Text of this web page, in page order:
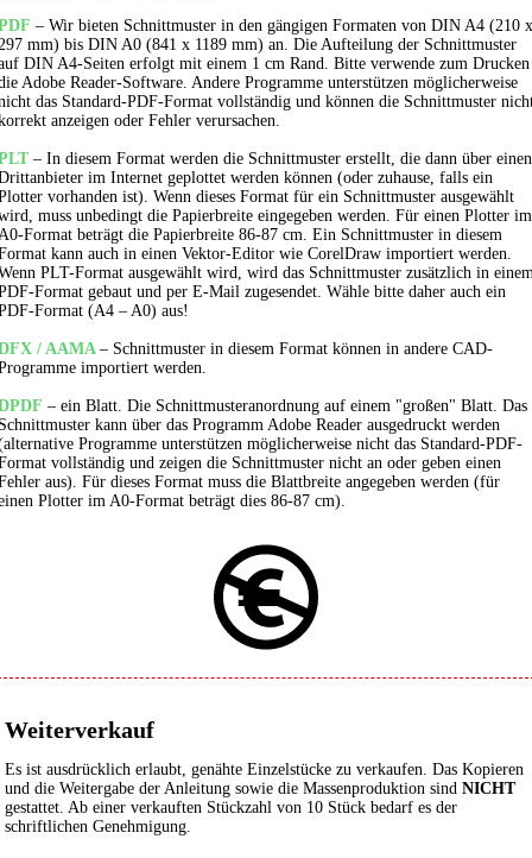
– Wir bieten Schnittmuster in den gängigen Formaten von DIN A4 (210 x
mm) bis DIN A0 (841 x 1189 mm) an. Die Aufteilung der Schnittmuster
DIN A4-Seiten erfolgt mit einem 1 cm Rand. Bitte verwende zum Drucken
Adobe Reader-Software. Andere Programme unterstützen möglicherweise
das Standard-PDF-Format vollständig und können die Schnittmuster
anzeigen oder Fehler verursachen.
– In diesem Format werden die Schnittmuster erstellt, die dann über einen
im Internet geplottet werden können (oder zuhause, falls ein
vorhanden ist). Wenn dieses Format für ein Schnittmuster ausgewählt
muss unbedingt die Papierbreite eingegeben werden. Für einen Plotter im
Format beträgt die Papierbreite 86-87 cm. Ein Schnittmuster in diesem
kann auch in einen Vektor-Editor wie CorelDraw importiert werden.
PLT-Format ausgewählt wird, wird das Schnittmuster zusätzlich in
Format gebaut und per E-Mail zugesendet. Wähle bitte daher auch ein
Format (A4 – A0) aus!
/ AAMA – Schnittmuster in diesem Format können in andere CAD-
importiert werden.
– ein Blatt. Die Schnittmusteranordnung auf einem "großen" Blatt. Das
kann über das Programm Adobe Reader ausgedruckt werden
Programme unterstützen möglicherweise nicht das Standard-PDF-
vollständig und zeigen die Schnittmuster nicht an oder geben einen
aus). Für dieses Format muss die Blattbreite angegeben werden (für
Plotter im A0-Format beträgt dies 86-87 cm).
Weiterverkauf
Es ist ausdrücklich erlaubt, genähte Einzelstücke zu verkaufen. Das Kopieren
und die Weitergabe der Anleitung sowie die Massenproduktion sind NICHT
gestattet. Ab einer verkauften Stückzahl von 10 Stück bedarf es der
schriftlichen Genehmigung.